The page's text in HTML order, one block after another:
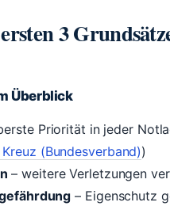
3
Überblick
Priorität in jeder
(Bundesverband))
– weitere Verletzungen
– Eigenschutz